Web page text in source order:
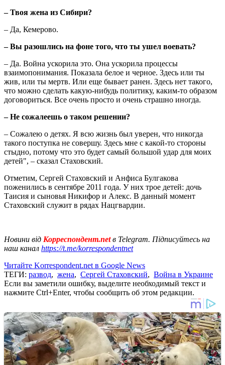
– Твоя жена из Сибири?
– Да, Кемерово.
– Вы разошлись на фоне того, что ты ушел воевать?
– Да. Война ускорила это. Она ускорила процессы
взаимопонимания. Показала белое и черное. Здесь или ты
жив, или ты мертв. Или еще бывает ранен. Здесь нет такого,
что можно сделать какую-нибудь политику, каким-то образом
договориться. Все очень просто и очень страшно иногда.
– Не сожалеешь о таком решении?
– Сожалею о детях. Я всю жизнь был уверен, что никогда
такого поступка не совершу. Здесь мне с какой-то стороны
стыдно, потому что это будет самый большой удар для моих
детей", – сказал Стаховский.
Отметим, Сергей Стаховский и Анфиса Булгакова
поженились в сентябре 2011 года. У них трое детей: дочь
Таисия и сыновья Никифор и Алекс. В данный момент
Стаховский служит в рядах Нацгвардии.
Новини від Корреспондент.netв Telegram. Підписуйтесь на
наш канал https://t.me/korrespondentnet
Читайте Korrespondent.net в Google News
ТЕГИ: развод, жена, Сергей Стаховский, Война в Украине
Если вы заметили ошибку, выделите необходимый текст и
нажмите Ctrl+Enter, чтобы сообщить об этом редакции.